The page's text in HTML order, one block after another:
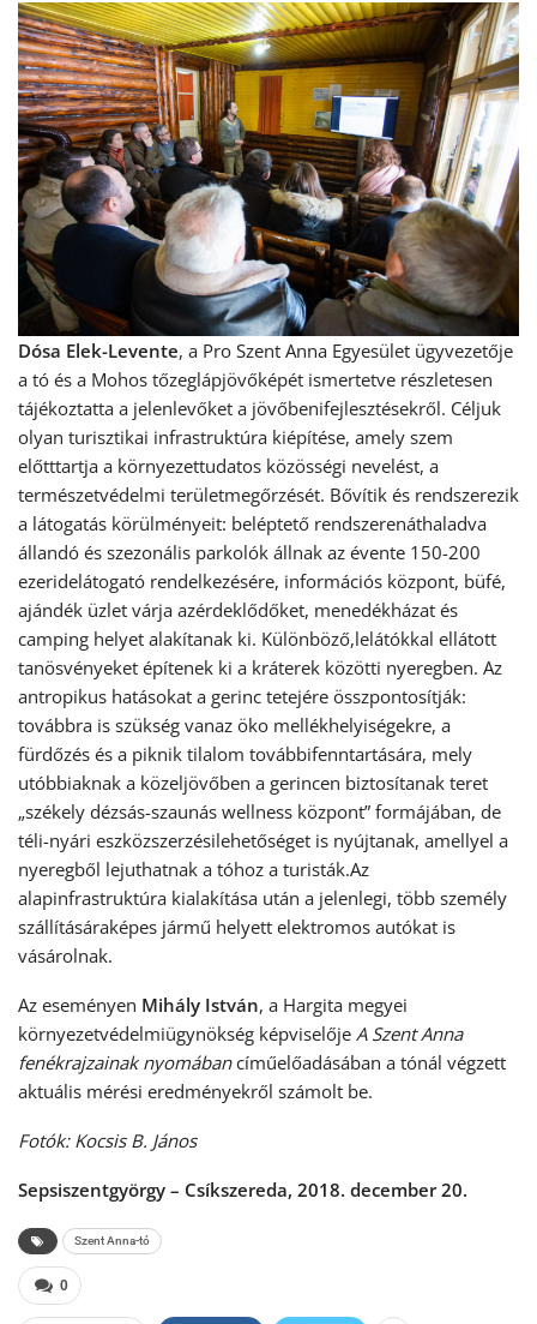
Dósa Elek-Levente, a Pro Szent Anna Egyesület ügyvezetője
a tó és a Mohos tőzeglápjövőképét ismertetve részletesen
tájékoztatta a jelenlevőket a jövőbenifejlesztésekről. Céljuk
olyan turisztikai infrastruktúra kiépítése, amely szem
előtttartja a környezettudatos közösségi nevelést, a
természetvédelmi területmegőrzését. Bővítik és rendszerezik
a látogatás körülményeit: beléptető rendszerenáthaladva
állandó és szezonális parkolók állnak az évente 150-200
ezeridelátogató rendelkezésére, információs központ, büfé,
ajándék üzlet várja azérdeklődőket, menedékházat és
camping helyet alakítanak ki. Különböző,lelátókkal ellátott
tanösvényeket építenek ki a kráterek közötti nyeregben. Az
antropikus hatásokat a gerinc tetejére összpontosítják:
továbbra is szükség vanaz öko mellékhelyiségekre, a
fürdőzés és a piknik tilalom továbbifenntartására, mely
utóbbiaknak a közeljövőben a gerincen biztosítanak teret
„székely dézsás-szaunás wellness központ” formájában, de
téli-nyári eszközszerzésilehetőséget is nyújtanak, amellyel a
nyeregből lejuthatnak a tóhoz a turisták.Az
alapinfrastruktúra kialakítása után a jelenlegi, több személy
szállításáraképes jármű helyett elektromos autókat is
vásárolnak.
Az eseményen Mihály István, a Hargita megyei
környezetvédelmiügynökség képviselője A Szent Anna
fenékrajzainak nyomábancíműelőadásában a tónál végzett
aktuális mérési eredményekről számolt be.
Fotók: Kocsis B. János
Sepsiszentgyörgy – Csíkszereda, 2018. december 20.
Szent Anna-tó
0